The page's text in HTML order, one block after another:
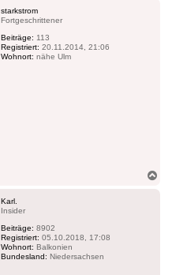
starkstrom
Fortgeschrittener
Beiträge: 113
Registriert: 20.11.2014, 21:06
Wohnort: nähe Ulm
Karl.
Insider
Beiträge: 8902
Registriert: 05.10.2018, 17:08
Wohnort: Balkonien
Bundesland: Niedersachsen